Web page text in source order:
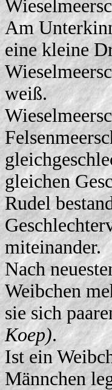
Am
eine kleine
weiß.
gleichen
Rudel
miteinander.
Nach
Weibchen
sie sich
Koep).
Ist ein
Männchen